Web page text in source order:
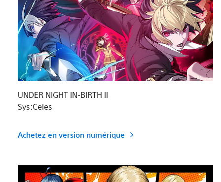
UNDER NIGHT IN-BIRTH II
Sys:Celes
Achetez en version numérique